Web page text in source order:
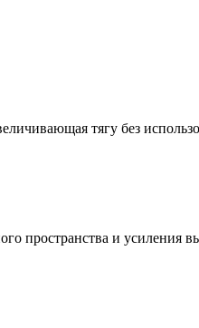
тягу без
пространства и